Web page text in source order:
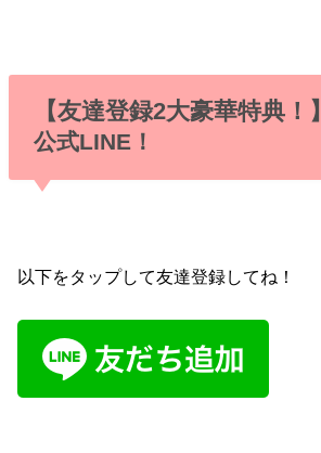
【友達登録2大豪華特典！】
公式LINE！
以下をタップして友達登録してね！